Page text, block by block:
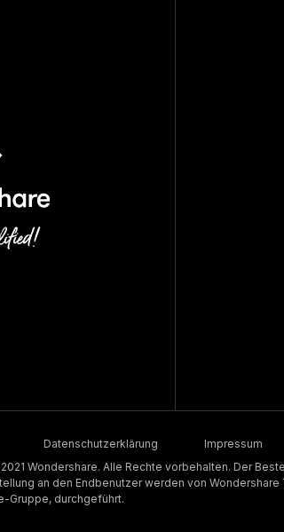
Datenschutzerklärung Impressum
Wondershare. Alle Rechte vorbehalten. Der
an den Endbenutzer werden von
Gruppe, durchgeführt.